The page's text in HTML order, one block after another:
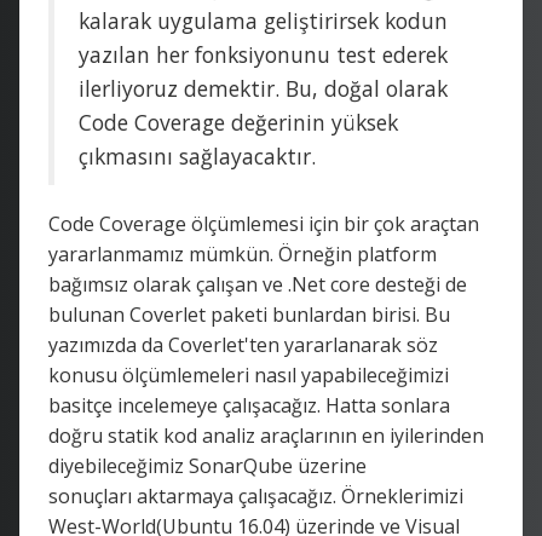
kalarak uygulama geliştirirsek kodun
yazılan her fonksiyonunu test ederek
ilerliyoruz demektir. Bu, doğal olarak
Code Coverage değerinin yüksek
çıkmasını sağlayacaktır.
Code Coverage ölçümlemesi için bir çok araçtan
yararlanmamız mümkün. Örneğin platform
bağımsız olarak çalışan ve .Net core desteği de
bulunan Coverlet paketi bunlardan birisi. Bu
yazımızda da Coverlet'ten yararlanarak söz
konusu ölçümlemeleri nasıl yapabileceğimizi
basitçe incelemeye çalışacağız. Hatta sonlara
doğru statik kod analiz araçlarının en iyilerinden
diyebileceğimiz SonarQube üzerine
sonuçları aktarmaya çalışacağız. Örneklerimizi
West-World(Ubuntu 16.04) üzerinde ve Visual